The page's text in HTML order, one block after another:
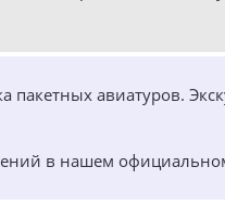
пакетных авиатуров.
в нашем